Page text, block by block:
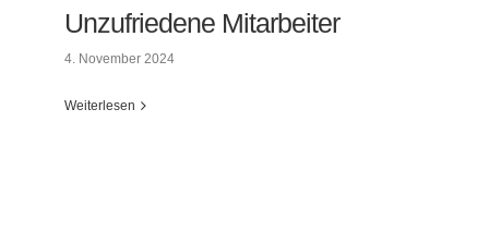
Unzufriedene Mitarbeiter
4. November 2024
Weiterlesen